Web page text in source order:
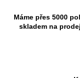
Máme přes 5000
skladem na